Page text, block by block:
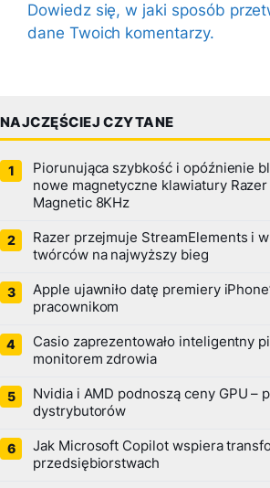
Dowiedz się, w jaki sposób
dane Twoich komentarzy.
NAJCZĘŚCIEJ CZYTANE
Piorunująca szybkość i opóźnienie
nowe magnetyczne klawiatury
Magnetic 8KHz
Razer przejmuje StreamElements i
twórców na najwyższy bieg
Apple ujawniło datę premiery
pracownikom
Casio zaprezentowało inteligentny
monitorem zdrowia
Nvidia i AMD podnoszą ceny GPU –
dystrybutorów
Jak Microsoft Copilot wspiera
przedsiębiorstwach